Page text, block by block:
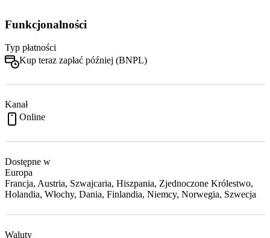
Funkcjonalności
Typ płatności
Kup teraz zapłać później (BNPL)
Kanał
Online
Dostępne w
Europa
Francja, Austria, Szwajcaria, Hiszpania, Zjednoczone Królestwo,
Holandia, Włochy, Dania, Finlandia, Niemcy, Norwegia, Szwecja
Waluty